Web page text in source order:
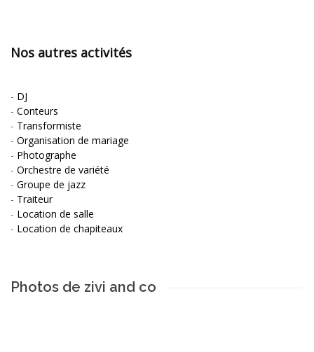
Nos autres activités
- DJ
- Conteurs
- Transformiste
- Organisation de mariage
- Photographe
- Orchestre de variété
- Groupe de jazz
- Traiteur
- Location de salle
- Location de chapiteaux
Photos de zivi and co